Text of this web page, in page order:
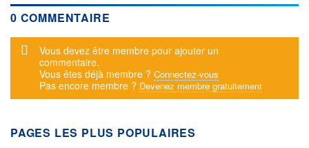
0 COMMENTAIRE
Message d'alerte
Vous devez être membre pour ajouter un
commentaire.
Vous êtes déjà membre ? Connectez-vous
Pas encore membre ? Devenez membre gratuitement
PAGES LES PLUS POPULAIRES